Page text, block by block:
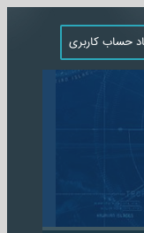
حساب کاربری